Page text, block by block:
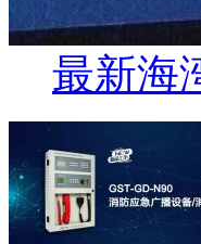
最新海